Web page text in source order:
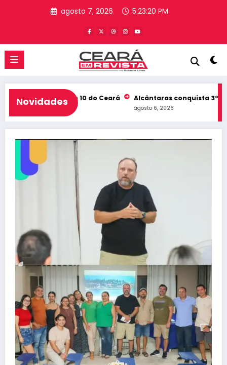
agosto 7, 2026 5:23:21 PM
Novidades
entra no Top 10 do Ceará Alcântaras conquista 3º lugar
agosto 6, 2026